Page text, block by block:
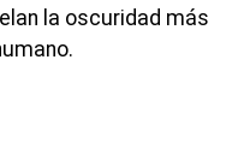
la oscuridad más